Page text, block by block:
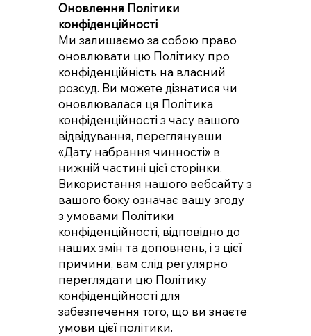
Оновлення Політики
конфіденційності
Ми залишаємо за собою право
оновлювати цю Політику про
конфіденційність на власний
розсуд. Ви можете дізнатися чи
оновлювалася ця Політика
конфіденційності з часу вашого
відвідування, переглянувши
«Дату набрання чинності» в
нижній частині цієї сторінки.
Використання нашого вебсайту з
вашого боку означає вашу згоду
з умовами Політики
конфіденційності, відповідно до
наших змін та доповнень, і з цієї
причини, вам слід регулярно
переглядати цю Політику
конфіденційності для
забезпечення того, що ви знаєте
умови цієї політики.